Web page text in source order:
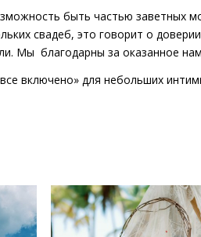
быть частью заветных
свадеб, это говорит о
Мы благодарны за оказанное
включено» для небольших